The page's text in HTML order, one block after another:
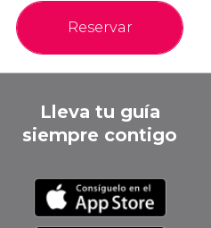
Reservar
Lleva tu guía
siempre contigo